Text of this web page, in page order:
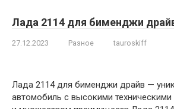
Лада 2114 для бименджи
27.12.2023 Разное tauroskiff
Лада 2114 для бименджи драйв —
автомобиль с высокими техническими